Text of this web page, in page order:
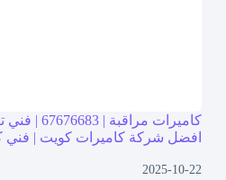
كاميرات
افضل شركة كاميرات كويت | فني
2025-10-22